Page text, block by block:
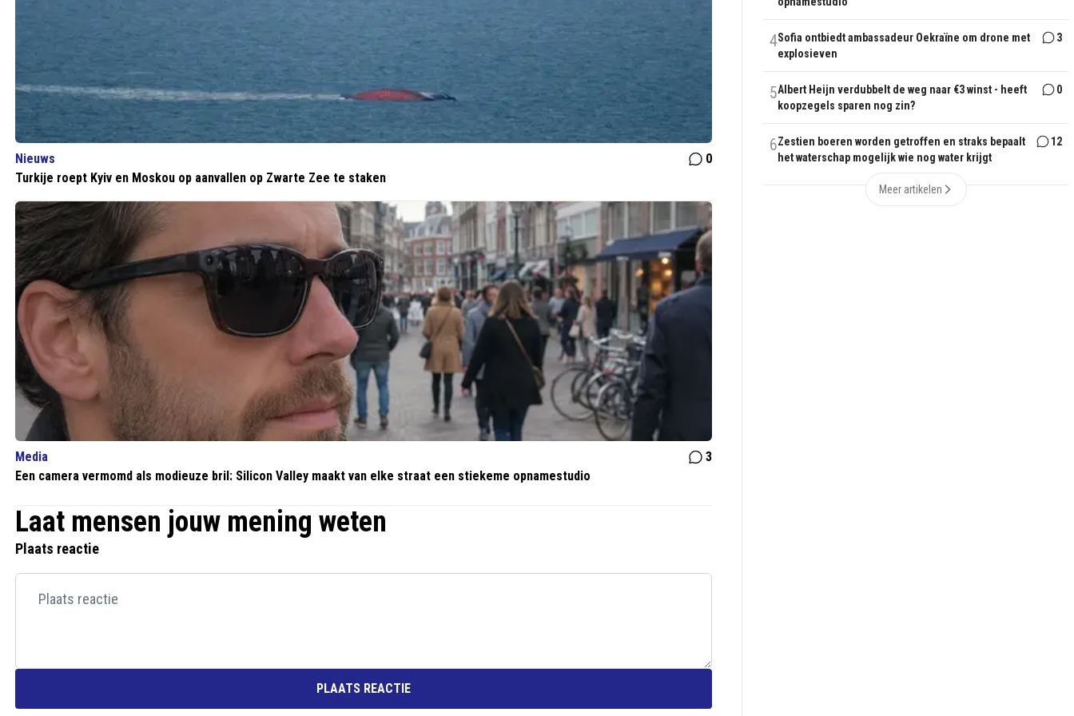
Nieuws
0
Turkije roept Kyiv en Moskou op aanvallen op Zwarte Zee te staken
Media
3
Een camera vermomd als modieuze bril: Silicon Valley maakt van elke straat een stiekeme opnamestudio
Laat mensen jouw mening weten
Plaats reactie
PLAATS REACTIE
4Sofia ontbiedt ambassadeur Oekraïne om drone met
explosieven
3
5Albert Heijn verdubbelt de weg naar €3 winst - heeft
koopzegels sparen nog zin?
0
6Zestien boeren worden getroffen en straks bepaalt
het waterschap mogelijk wie nog water krijgt
12
Meer artikelen